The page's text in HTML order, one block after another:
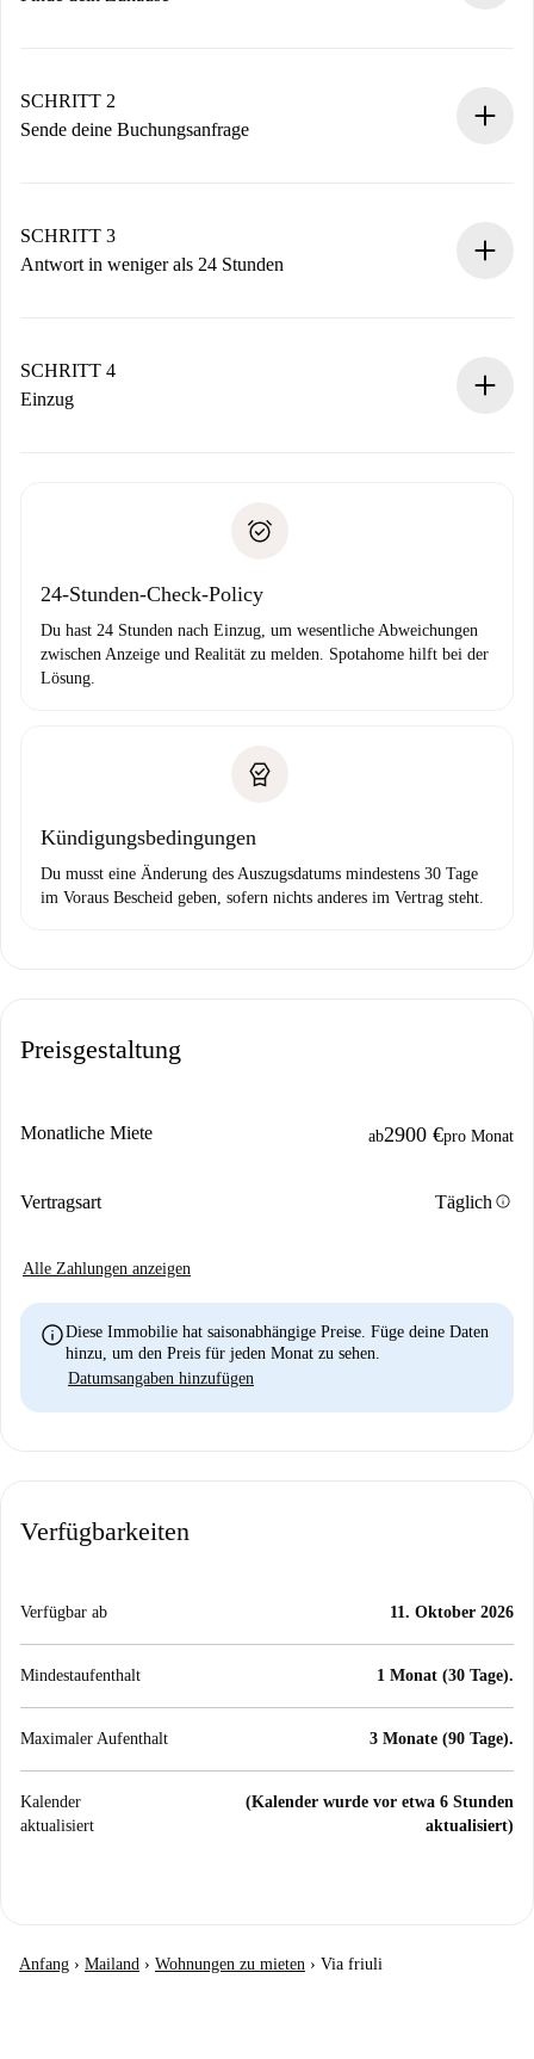
Du erhältst alle notwendigen Informationen im Voraus.
SCHRITT 2
Sende deine Buchungsanfrage
Denk daran, dass wir dich erst belasten, wenn der
Vermieter zustimmt.
SCHRITT 3
Antwort in weniger als 24 Stunden
stellen den Kontakt her.
Wenn der Vermieter ablehnen muss, entstehen keine
SCHRITT 4
Einzug
24-Stunden-Check-Policy
Du hast 24 Stunden nach Einzug, um wesentliche Abweichungen
zwischen Anzeige und Realität zu melden. Spotahome hilft bei der
Lösung.
Kündigungsbedingungen
Du musst eine Änderung des Auszugsdatums mindestens 30 Tage
im Voraus Bescheid geben, sofern nichts anderes im Vertrag steht.
Preisgestaltung
Monatliche Miete ab2900 €pro Monat
Vertragsart Täglichinfo
Alle Zahlungen anzeigen
infoDiese Immobilie hat saisonabhängige Preise. Füge deine Daten
hinzu, um den Preis für jeden Monat zu sehen.
Datumsangaben hinzufügen
Verfügbarkeiten
Verfügbar ab 11. Oktober 2026
Mindestaufenthalt 1 Monat (30 Tage).
Maximaler Aufenthalt 3 Monate (90 Tage).
Kalender
aktualisiert
(Kalender wurde vor etwa 6 Stunden
aktualisiert)
Anfang › Mailand › Wohnungen zu mieten › Via friuli